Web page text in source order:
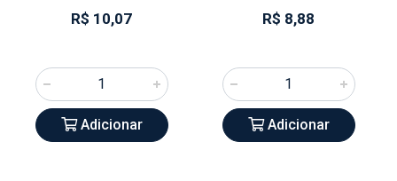
R$ 10,07
Adicionar
R$ 8,88
Adicionar